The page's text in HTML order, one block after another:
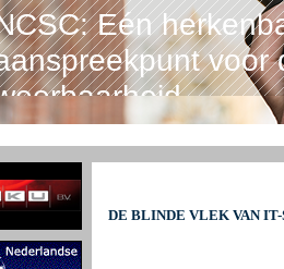
Eén
voor
DE BLINDE VLEK VAN